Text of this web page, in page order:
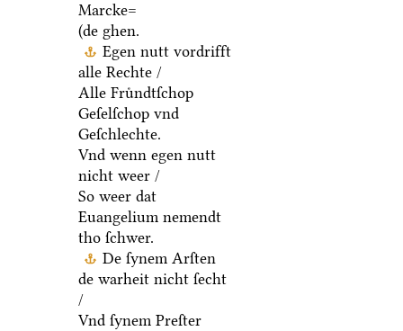
Marcke=
(de ghen.
Egen nutt vordrifft
alle Rechte /
Alle Fruͤndtſchop
Geſelſchop vnd
Geſchlechte.
Vnd wenn egen nutt
nicht weer /
So weer dat
Euangelium nemendt
tho ſchwer.
De ſynem Arſten
de warheit nicht ſecht
/
Vnd ſynem Preſter